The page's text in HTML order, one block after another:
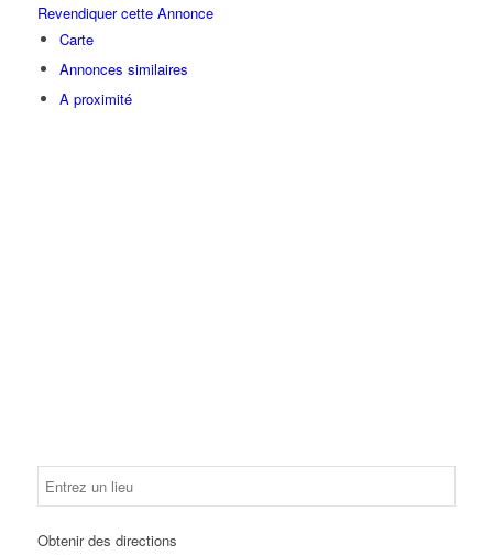
Revendiquer cette Annonce
Carte
Annonces similaires
A proximité
Obtenir des directions